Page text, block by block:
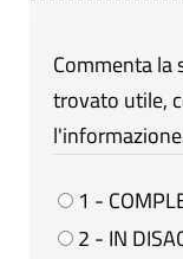
Commenta la
trovato utile,
1 -
2 - IN